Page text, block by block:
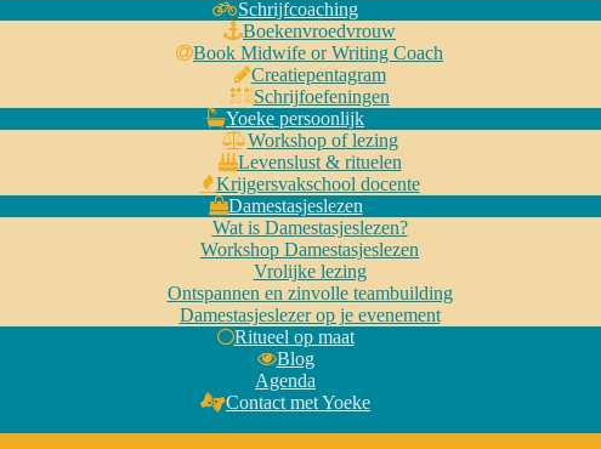
Schrijfcoaching
Boekenvroedvrouw
Book Midwife or Writing Coach
Creatiepentagram
Schrijfoefeningen
Yoeke persoonlijk
Workshop of lezing
Levenslust & rituelen
Krijgersvakschool docente
Damestasjeslezen
Wat is Damestasjeslezen?
Workshop Damestasjeslezen
Vrolijke lezing
Ontspannen en zinvolle teambuilding
Damestasjeslezer op je evenement
Ritueel op maat
Blog
Agenda
Contact met Yoeke